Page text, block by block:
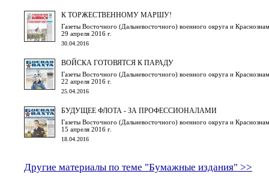
К ТОРЖЕСТВЕННОМУ МАРШУ!
Газеты Восточного (Дальневосточного) военного округа и
29 апреля 2016 г.
30.04.2016
ВОЙСКА ГОТОВЯТСЯ К ПАРАДУ
Газеты Восточного (Дальневосточного) военного округа и
22 апреля 2016 г.
25.04.2016
БУДУЩЕЕ ФЛОТА - ЗА ПРОФЕССИОНАЛАМИ
Газеты Восточного (Дальневосточного) военного округа и
15 апреля 2016 г.
18.04.2016
Другие материалы по теме "Бумажные издания" >>